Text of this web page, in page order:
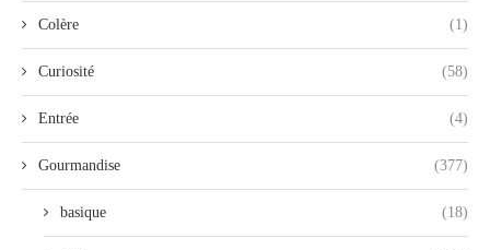
Colère (1)
Curiosité (58)
Entrée (4)
Gourmandise (377)
basique (18)